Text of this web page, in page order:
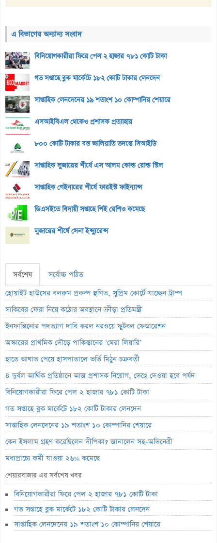
এ বিভাগের অন্যান্য সংবাদ
বিনিয়োগকারীরা ফিরে পেল ২ হাজার ৭৮১ কোটি টাকা
গত সপ্তাহে ব্লক মার্কেটে ১৮২ কোটি টাকার লেনদেন
সাপ্তাহিক লেনদেনের ১৯ শতাংশ ১০ কোম্পানির শেয়ারে
এসআইবিএল থেকেও প্রশাসক প্রত্যাহার
৮০০ কোটি টাকার বন্ড জালিয়াতি তদন্তে সিআইডি
সাপ্তাহিক লুজারের শীর্ষে এস আলম কোল্ড রোল্ড স্টিল
সাপ্তাহিক গেইনারের শীর্ষে ফারইস্ট ফাইন্যান্স
ডিএসইতে বিদায়ী সপ্তাহে পিই রেশিও কমেছে
লুজারের শীর্ষে সেনা ইন্স্যুরেন্স
সর্বশেষ
সর্বোচ্চ পঠিত
হোয়াইট হাউসের বলরুম প্রকল্প স্থগিত, সুপ্রিম কোর্টে যাচ্ছেন ট্রাম্প
সাকিবের ফেরা নিয়ে কঠোর অবস্থানে ক্রীড়া প্রতিমন্ত্রী
ইনফান্তিনোর পদত্যাগ দাবি করল নরওয়ে ফুটবল ফেডারেশন
অস্কারের প্রাথমিক দৌড়ে পাকিস্তানের ‘মেরা লিয়ারি’
হাতে আঘাত পেয়ে হাসপাতালে ভর্তি মিঠুন চক্রবর্তী
৪ দুর্বল আর্থিক প্রতিষ্ঠানে আজ প্রশাসক নিয়োগ, ভেঙে দেওয়া হবে পর্ষদ
বিনিয়োগকারীরা ফিরে পেল ২ হাজার ৭৮১ কোটি টাকা
গত সপ্তাহে ব্লক মার্কেটে ১৮২ কোটি টাকার লেনদেন
সাপ্তাহিক লেনদেনের ১৯ শতাংশ ১০ কোম্পানির শেয়ারে
কেন ইসলাম গ্রহণ করেছিলেন দীপিকা? জানালেন সহ-অভিনেত্রী
মধ্যপ্রাচ্যে কর্মী যাওয়া ২৬% কমেছে
স্বর্ণ খাতকে আনুষ্ঠানিক শিল্পে আনতে নতুন নীতিমালা
এসআইবিএল থেকেও প্রশাসক প্রত্যাহার
৮০০ কোটি টাকার বন্ড জালিয়াতি তদন্তে সিআইডি
সাপ্তাহিক লুজারের শীর্ষে এস আলম কোল্ড রোল্ড স্টিল
শেয়ারবাজার এর সর্বশেষ খবর
বিনিয়োগকারীরা ফিরে পেল ২ হাজার ৭৮১ কোটি টাকা
গত সপ্তাহে ব্লক মার্কেটে ১৮২ কোটি টাকার লেনদেন
সাপ্তাহিক লেনদেনের ১৯ শতাংশ ১০ কোম্পানির শেয়ারে